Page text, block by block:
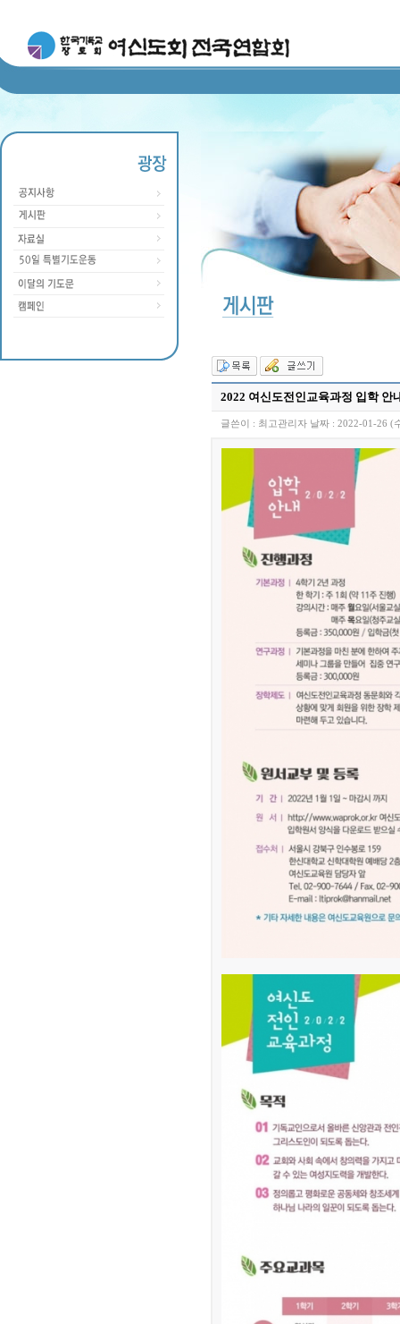
2022 여신도전인교육과정 입학 안
글쓴이 : 최고관리자 날짜 : 2022-01-26 (